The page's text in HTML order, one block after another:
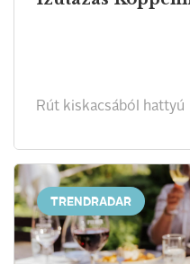
Rút kiskacsából hattyú
TRENDRADAR